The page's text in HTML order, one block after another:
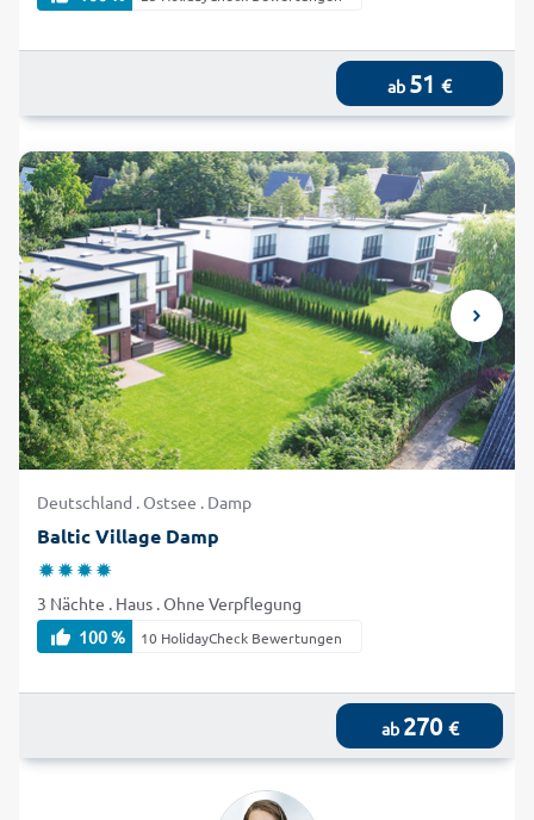
ab 51 €
Deutschland . Ostsee . Damp
Baltic Village Damp
3 Nächte . Haus . Ohne Verpflegung
100 %
10 HolidayCheck Bewertungen
ab 270 €